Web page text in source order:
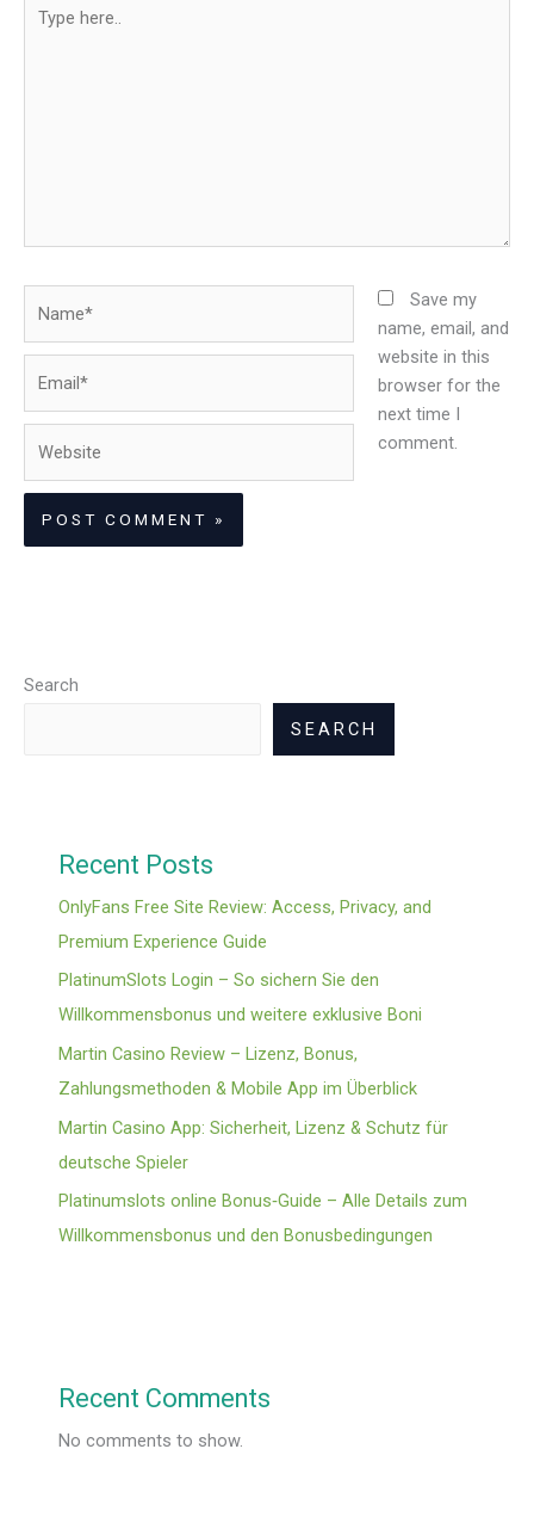
here..
Save my
name, email, and
website in this
browser for the
next time I
comment.
Search
SEARCH
Recent Posts
OnlyFans Free Site Review: Access, Privacy, and
Premium Experience Guide
PlatinumSlots Login – So sichern Sie den
Willkommensbonus und weitere exklusive Boni
Martin Casino Review – Lizenz, Bonus,
Zahlungsmethoden & Mobile App im Überblick
Martin Casino App: Sicherheit, Lizenz & Schutz für
deutsche Spieler
Platinumslots online Bonus‑Guide – Alle Details zum
Willkommensbonus und den Bonusbedingungen
Recent Comments
No comments to show.